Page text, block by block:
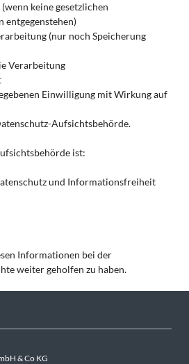
keine gesetzlichen
entgegenstehen)
(nur noch Speicherung
Verarbeitung
Einwilligung mit Wirkung auf
Aufsichtsbehörde.
ist:
und Informationsfreiheit
Informationen bei der
weiter geholfen zu haben.
& Co KG